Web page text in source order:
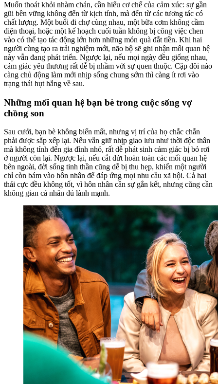
Muốn thoát khỏi nhàm chán, cần hiểu cơ chế của cảm xúc: sự gần
gũi bền vững không đến từ kịch tính, mà đến từ các tương tác có
chất lượng. Một buổi đi chợ cùng nhau, một bữa cơm không cầm
điện thoại, hoặc một kế hoạch cuối tuần không bị công việc chen
vào có thể tạo tác động lớn hơn những món quà đắt tiền. Khi hai
người cùng tạo ra trải nghiệm mới, não bộ sẽ ghi nhận mối quan hệ
này vẫn đang phát triển. Ngược lại, nếu mọi ngày đều giống nhau,
cảm giác yêu thương rất dễ bị nhầm với sự quen thuộc. Cặp đôi nào
càng chủ động làm mới nhịp sống chung sớm thì càng ít rơi vào
trạng thái hụt hẫng về sau.
Những mối quan hệ bạn bè trong cuộc sống vợ
chồng son
Sau cưới, bạn bè không biến mất, nhưng vị trí của họ chắc chắn
phải được sắp xếp lại. Nếu vẫn giữ nhịp giao lưu như thời độc thân
mà không tính đến gia đình nhỏ, rất dễ phát sinh cảm giác bị bỏ rơi
ở người còn lại. Ngược lại, nếu cắt đứt hoàn toàn các mối quan hệ
bên ngoài, đời sống tinh thần cũng dễ bị thu hẹp, khiến một người
chỉ còn bám vào hôn nhân để đáp ứng mọi nhu cầu xã hội. Cả hai
thái cực đều không tốt, vì hôn nhân cần sự gắn kết, nhưng cũng cần
không gian cá nhân đủ lành mạnh.